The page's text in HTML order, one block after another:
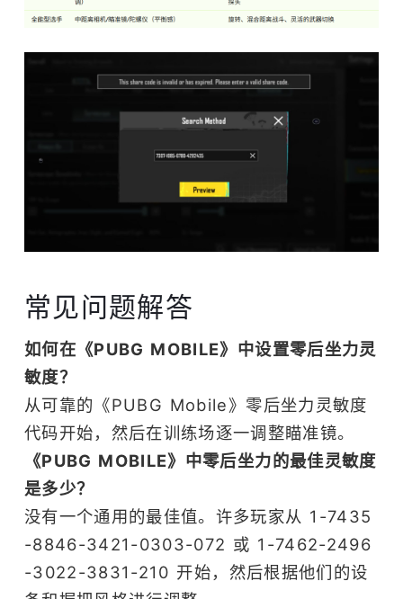
常见问题解答
如何在《PUBG MOBILE》中设置零后坐力灵
敏度？
从可靠的《PUBG Mobile》零后坐力灵敏度
代码开始，然后在训练场逐一调整瞄准镜。
《PUBG MOBILE》中零后坐力的最佳灵敏度
是多少？
没有一个通用的最佳值。许多玩家从 1-7435
-8846-3421-0303-072 或 1-7462-2496
-3022-3831-210 开始，然后根据他们的设